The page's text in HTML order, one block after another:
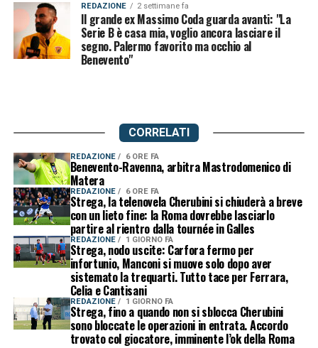
REDAZIONE 2 settimane fa
Il grande ex Massimo Coda guarda avanti: "La
Serie B è casa mia, voglio ancora lasciare il
segno. Palermo favorito ma occhio al
Benevento"
CORRELATI
REDAZIONE 6 ORE FA
Benevento-Ravenna, arbitra Mastrodomenico di
Matera
REDAZIONE 6 ORE FA
Strega, la telenovela Cherubini si chiuderà a breve
con un lieto fine: la Roma dovrebbe lasciarlo
partire al rientro dalla tournée in Galles
REDAZIONE 1 GIORNO FA
Strega, nodo uscite: Carfora fermo per
infortunio, Manconi si muove solo dopo aver
sistemato la trequarti. Tutto tace per Ferrara,
Celia e Cantisani
REDAZIONE 1 GIORNO FA
Strega, fino a quando non si sblocca Cherubini
sono bloccate le operazioni in entrata. Accordo
trovato col giocatore, imminente l’ok della Roma